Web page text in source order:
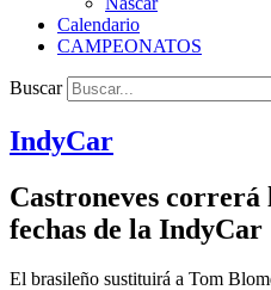
Calendario
CAMPEONATOS
Buscar
IndyCar
Castroneves correrá
fechas de la IndyCar
El brasileño sustituirá a Tom